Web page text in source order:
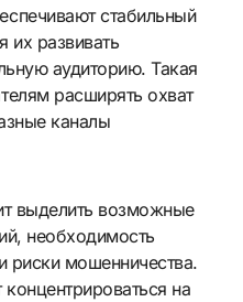
стабильный
их развивать
аудиторию. Такая
расширять охват
каналы
выделить возможные
необходимость
риски мошенничества.
на